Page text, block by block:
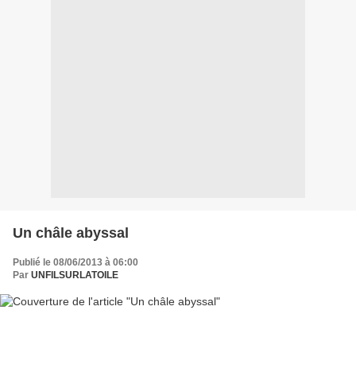
Un châle abyssal
Publié le 08/06/2013 à 06:00
Par UNFILSURLATOILE